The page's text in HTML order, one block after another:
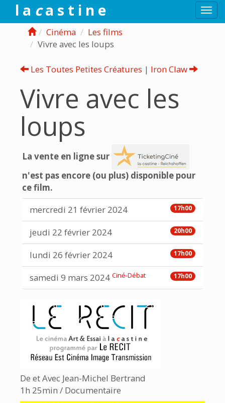
l a ca s t i n e
Cinéma
Les films
Vivre avec les loups
Les Toutes Petites Créatures | Iron Claw
Vivre avec les
loups
La vente en ligne sur
n'est pas encore (ou plus) disponible pour
ce film.
17h00
mercredi 21 février 2024
20h00
jeudi 22 février 2024
17h00
lundi 26 février 2024
17h00
samedi 9 mars 2024 Ciné-Débat
De et Avec Jean-Michel Bertrand
1h 25min / Documentaire